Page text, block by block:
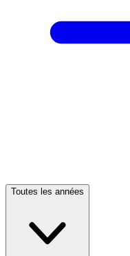
Toutes les années